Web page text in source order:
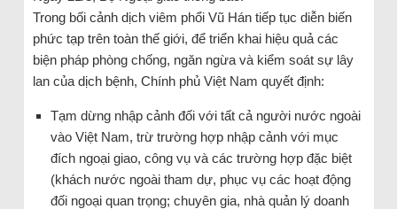
Trong bối cảnh dịch viêm phổi Vũ Hán tiếp tục diễn biến
phức tạp trên toàn thế giới, để triển khai hiệu quả các
biện pháp phòng chống, ngăn ngừa và kiểm soát sự lây
lan của dịch bệnh, Chính phủ Việt Nam quyết định:
Tạm dừng nhập cảnh đối với tất cả người nước ngoài
vào Việt Nam, trừ trường hợp nhập cảnh với mục
đích ngoại giao, công vụ và các trường hợp đặc biệt
(khách nước ngoài tham dự, phục vụ các hoạt động
đối ngoại quan trọng; chuyên gia, nhà quản lý doanh